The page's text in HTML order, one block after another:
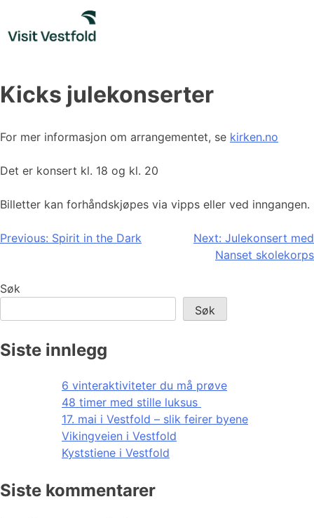
content
Kicks julekonserter
For mer informasjon om arrangementet, se kirken.no
Det er konsert kl. 18 og kl. 20
Billetter kan forhåndskjøpes via vipps eller ved inngangen.
Innleggsnavigasjon
Previous: Spirit in the Dark Next: Julekonsert med
Nanset skolekorps
Søk
Søk
Siste innlegg
6 vinteraktiviteter du må prøve
48 timer med stille luksus
17. mai i Vestfold – slik feirer byene
Vikingveien i Vestfold
Kyststiene i Vestfold
Siste kommentarer